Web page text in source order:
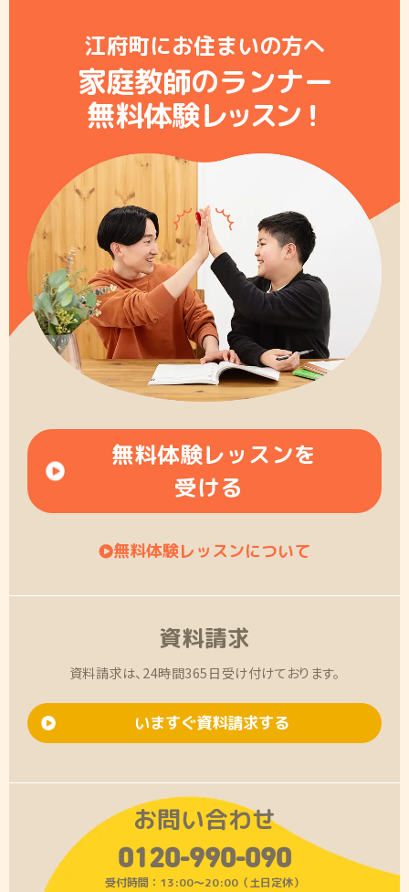
江府町にお住まいの方へ
家庭教師のランナー
無料体験レッスン！
無料体験レッスンを
受ける
無料体験レッスンについて
資料請求
資料請求は、24時間365日受け付けております。
いますぐ資料請求する
お問い合わせ
0120-990-090
受付時間：13:00〜20:00（土日定休）